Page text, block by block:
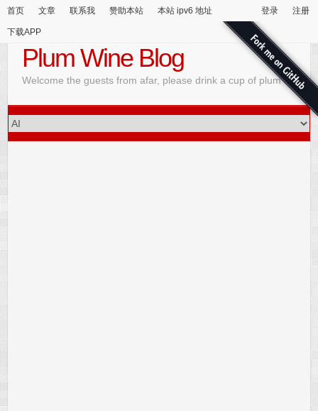
首页 文章 联系我 赞助本站 本站 ipv6 地址
下载APP
登录 注册
Plum Wine Blog
Welcome the guests from afar, please drink a cup of plum wine